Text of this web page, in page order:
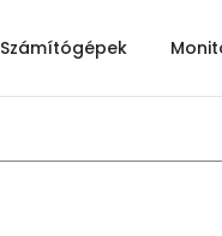
Számítógépek